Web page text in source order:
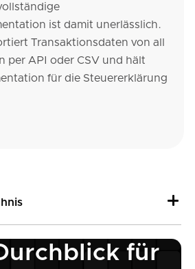
ist damit unerlässlich.
Transaktionsdaten von all
per API oder CSV und hält
für die Steuererklärung
zwischen einem Broker und
für